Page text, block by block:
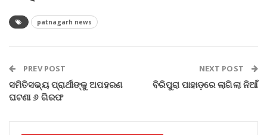
patnagarh news
PREV POST
ସମିତିସଭ୍ୟ ପ୍ରାର୍ଥୀଙ୍କୁ ଅପହରଣ
ଘଟଣା ୬ ଗିରଫ
NEXT POST
ବିରିପୁରା ପାହାଡ଼ରେ ଲାଗିଲା ନିଆଁ